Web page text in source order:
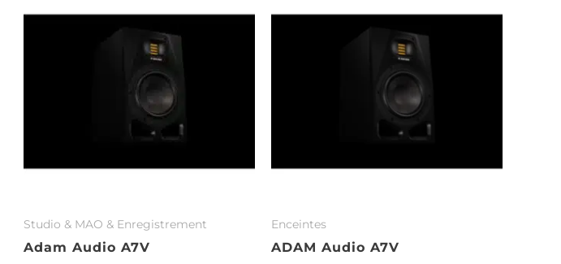
Stu­dio & MAO & En­re­gis­tre­ment
Adam Audio A7V
Enceintes
ADAM Audio A7V